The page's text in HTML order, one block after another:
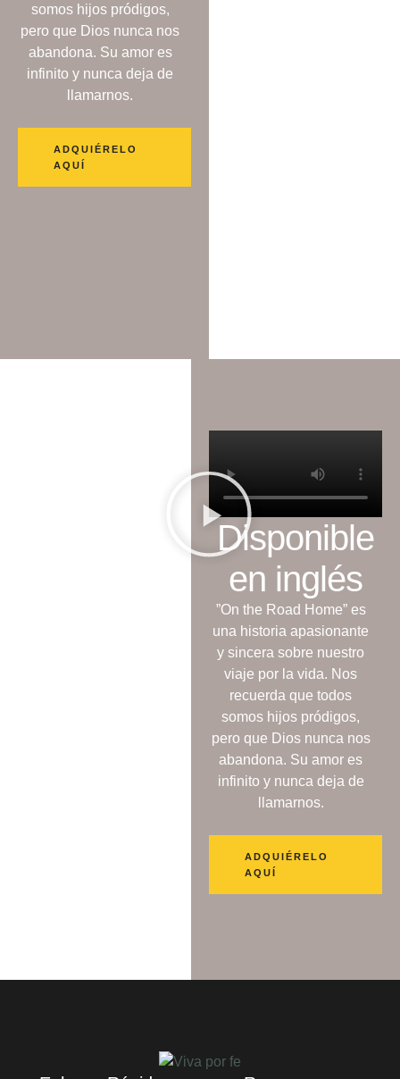
somos hijos pródigos,
pero que Dios nunca nos
abandona. Su amor es
infinito y nunca deja de
llamarnos.
ADQUIÉRELO
AQUÍ
Disponible
en inglés
”On the Road Home” es
una historia apasionante
y sincera sobre nuestro
viaje por la vida. Nos
recuerda que todos
somos hijos pródigos,
pero que Dios nunca nos
abandona. Su amor es
infinito y nunca deja de
llamarnos.
ADQUIÉRELO
AQUÍ